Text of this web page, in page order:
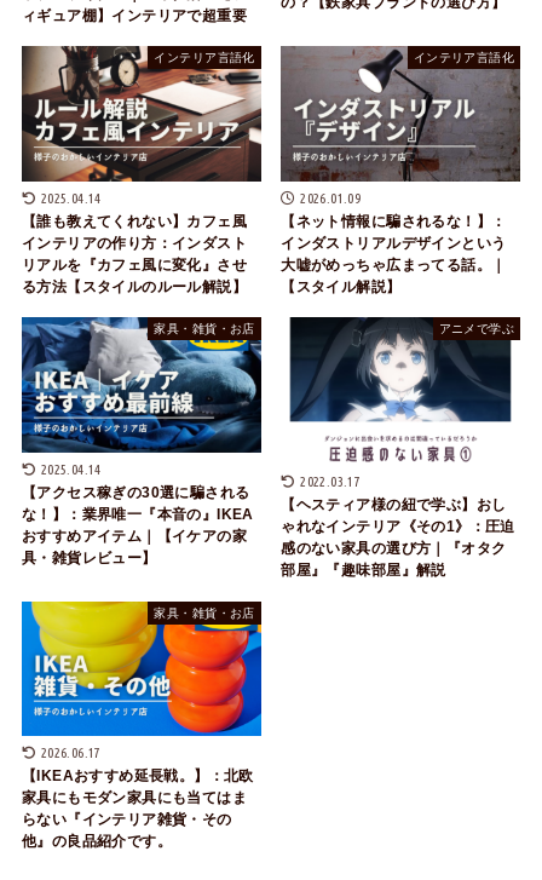
ィギュア棚】インテリアで超重要
インテリア言語化
2025.04.14
【誰も教えてくれない】カフェ風
インテリアの作り方：インダスト
リアルを『カフェ風に変化』させ
る方法【スタイルのルール解説】
インテリア言語化
2026.01.09
【ネット情報に騙されるな！】：
インダストリアルデザインという
大嘘がめっちゃ広まってる話。｜
【スタイル解説】
家具・雑貨・お店
2025.04.14
【アクセス稼ぎの30選に騙される
な！】：業界唯一『本音の』IKEA
おすすめアイテム｜【イケアの家
具・雑貨レビュー】
アニメで学ぶ
2022.03.17
【ヘスティア様の紐で学ぶ】おし
ゃれなインテリア《その1》：圧迫
感のない家具の選び方｜『オタク
部屋』『趣味部屋』解説
家具・雑貨・お店
2026.06.17
【IKEAおすすめ延長戦。】：北欧
家具にもモダン家具にも当てはま
らない『インテリア雑貨・その
他』の良品紹介です。